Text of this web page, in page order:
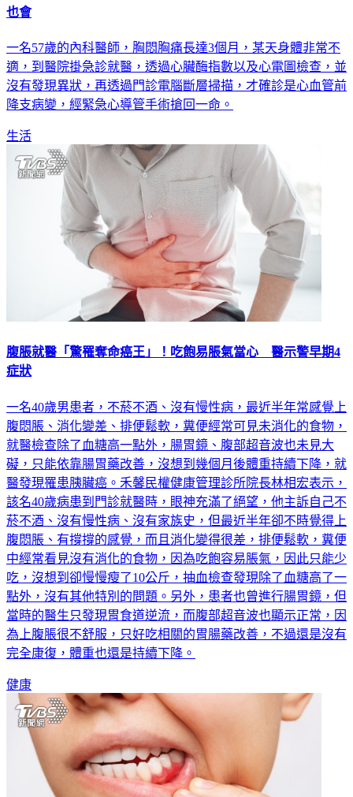
才30歲！年輕人竟「心血管阻塞」開刀 醫曝1原因：沒三高
一名57歲的內科醫師，胸悶胸痛長達3個月，某天身體非常不
適，到醫院掛急診就醫，透過心臟酶指數以及心電圖檢查，並
沒有發現異狀，再透過門診電腦斷層掃描，才確診是心血管前
生活
腹脹就醫「驚罹奪命癌王」！吃飽易脹氣當心 醫示警早期4
一名40歲男患者，不菸不酒、沒有慢性病，最近半年常感覺上
腹悶脹、消化變差、排便鬆軟，糞便經常可見未消化的食物，
就醫檢查除了血糖高一點外，腸胃鏡、腹部超音波也未見大
礙，只能依靠腸胃藥改善，沒想到幾個月後體重持續下降，就
醫發現罹患胰臟癌。禾馨民權健康管理診所院長林相宏表示，
該名40歲病患到門診就醫時，眼神充滿了絕望，他主訴自己不
菸不酒、沒有慢性病、沒有家族史，但最近半年卻不時覺得上
腹悶脹、有撐撐的感覺，而且消化變得很差，排便鬆軟，糞便
中經常看見沒有消化的食物，因為吃飽容易脹氣，因此只能少
吃，沒想到卻慢慢瘦了10公斤，抽血檢查發現除了血糖高了一
點外，沒有其他特別的問題。另外，患者也曾進行腸胃鏡，但
當時的醫生只發現胃食道逆流，而腹部超音波也顯示正常，因
為上腹脹很不舒服，只好吃相關的胃腸藥改善，不過還是沒有
健康